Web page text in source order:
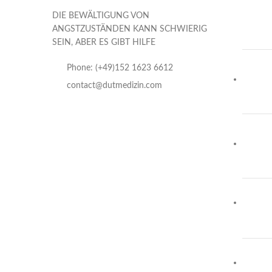
DIE BEWÄLTIGUNG VON
ANGSTZUSTÄNDEN KANN SCHWIERIG
SEIN, ABER ES GIBT HILFE
Phone: (+49)152 1623 6612
contact@dutmedizin.com